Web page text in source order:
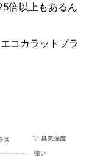
倍以上もあるん
コカラットプラ